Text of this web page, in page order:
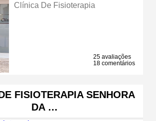
Clínica De Fisioterapia
25 avaliações
18 comentários
FISIOTERAPIA SENHORA
DA …